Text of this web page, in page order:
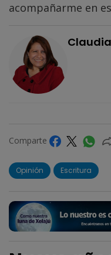
acompañarme en
Comparte
Opinión Escritura